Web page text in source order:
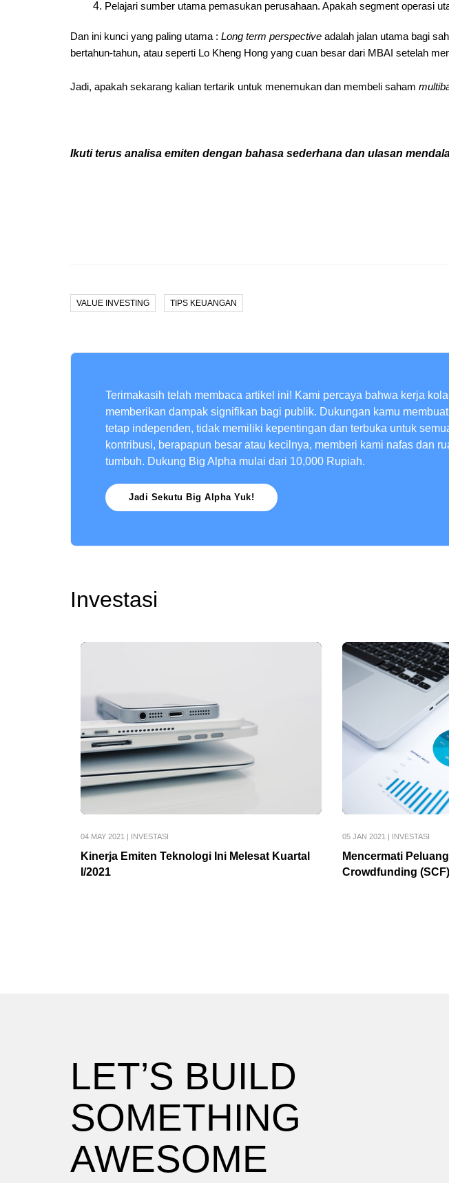
Pelajari sumber utama pemasukan perusahaan. Apakah segment operasi
Dan ini kunci yang paling utama : Long term perspective adalah jalan utama bagi
bertahun-tahun, atau seperti Lo Kheng Hong yang cuan besar dari MBAI setelah
Jadi, apakah sekarang kalian tertarik untuk menemukan dan membeli saham
Ikuti terus analisa emiten dengan bahasa sederhana dan ulasan
VALUE INVESTING TIPS KEUANGAN
Terimakasih telah membaca artikel ini! Kami percaya bahwa kerja
memberikan dampak signifikan bagi publik. Dukungan kamu
tetap independen, tidak memiliki kepentingan dan terbuka untuk
kontribusi, berapapun besar atau kecilnya, memberi kami nafas dan
tumbuh. Dukung Big Alpha mulai dari 10,000 Rupiah.
Jadi Sekutu Big Alpha Yuk!
Investasi
04 MAY 2021 INVESTASI
Kinerja Emiten Teknologi Ini Melesat Kuartal
I/2021
05 JAN 2021| INVESTASI
Mencermati
Crowdfunding (SCF)
LET’S BUILD
SOMETHING
AWESOME